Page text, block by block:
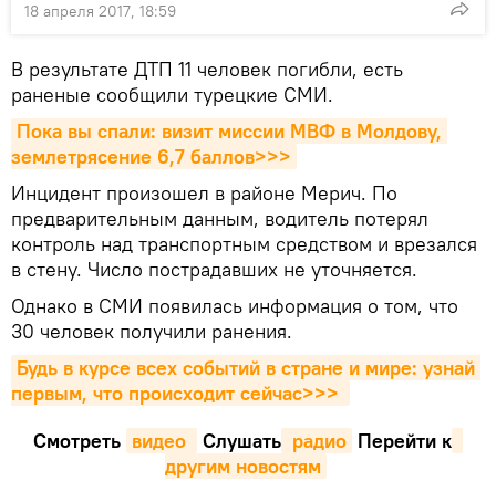
18 апреля 2017, 18:59
В результате ДТП 11 человек погибли, есть
раненые сообщили турецкие СМИ.
Пока вы спали: визит миссии МВФ в Молдову,
землетрясение 6,7 баллов>>>
Инцидент произошел в районе Мерич. По
предварительным данным, водитель потерял
контроль над транспортным средством и врезался
в стену. Число пострадавших не уточняется.
Однако в СМИ появилась информация о том, что
30 человек получили ранения.
Будь в курсе всех событий в стране и мире: узнай
первым, что происходит сейчаc>>>
Смотреть видео Cлушать радио Перейти к
другим новостям